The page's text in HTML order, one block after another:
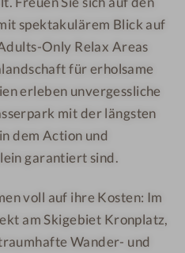
S
p
s
o
r
spektakulärem Blick auf
Only Relax Areas
für erholsame
erleben unvergessliche
mit der längsten
dem Action und
garantiert sind.
voll auf ihre Kosten: Im
am Skigebiet Kronplatz,
Wander- und